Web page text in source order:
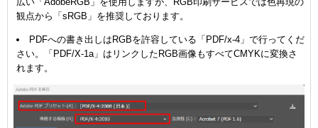
観点から「sRGB」を推奨しております。
PDFへの書き出しはRGBを許容している「PDF/x-4」で行ってくだ
さい。「PDF/X-1a」はリンクしたRGB画像もすべてCMYKに変換さ
れます。